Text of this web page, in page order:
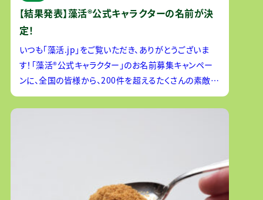
【結果発表】藻活®公式キャラクターの名前が決
定！
いつも「藻活.jp」をご覧いただき、ありがとうございま
す！「藻活®公式キャラクター」のお名前募集キャンペー
ンに、全国の皆様から、200件を超えるたくさんの素敵な
名前をご応募いただきました。プロジェクトメンバー一
同、心より御礼申し上げます。